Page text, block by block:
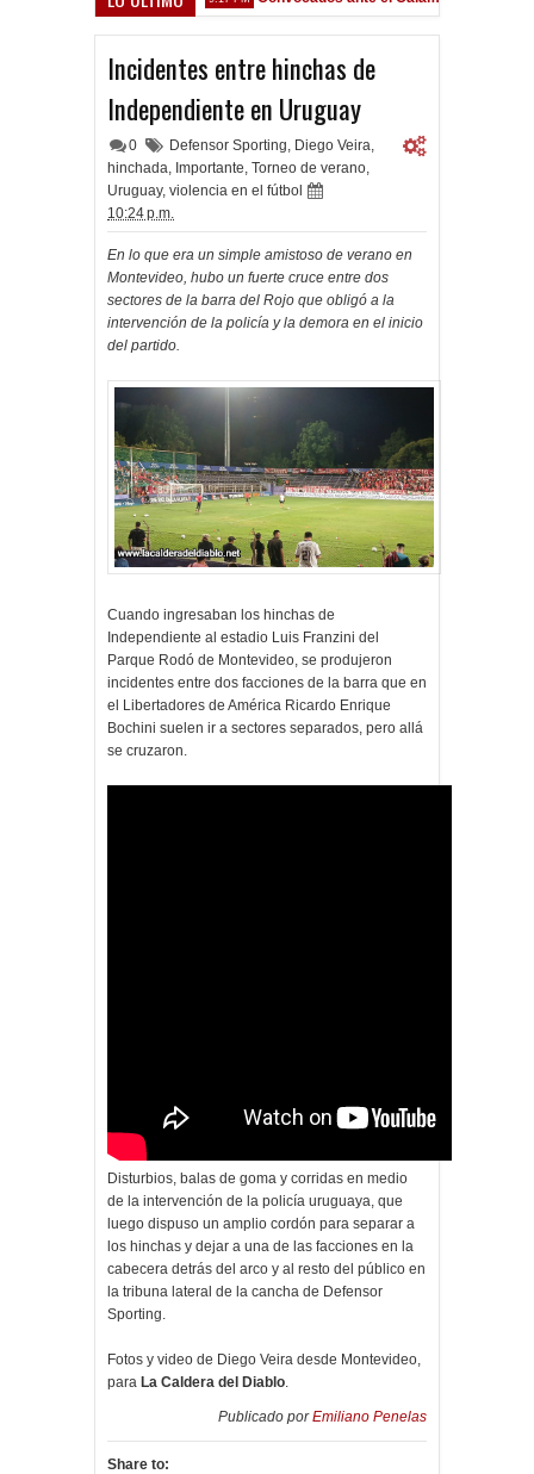
Incidentes entre hinchas de
Independiente en Uruguay
0 Defensor Sporting, Diego Veira,
hinchada, Importante, Torneo de verano,
Uruguay, violencia en el fútbol
10:24 p.m.
En lo que era un simple amistoso de verano en
Montevideo, hubo un fuerte cruce entre dos
sectores de la barra del Rojo que obligó a la
intervención de la policía y la demora en el inicio
del partido.
Cuando ingresaban los hinchas de
Independiente al estadio Luis Franzini del
Parque Rodó de Montevideo, se produjeron
incidentes entre dos facciones de la barra que en
el Libertadores de América Ricardo Enrique
Bochini suelen ir a sectores separados, pero allá
se cruzaron.
Disturbios, balas de goma y corridas en medio
de la intervención de la policía uruguaya, que
luego dispuso un amplio cordón para separar a
los hinchas y dejar a una de las facciones en la
cabecera detrás del arco y al resto del público en
la tribuna lateral de la cancha de Defensor
Sporting.
Fotos y video de Diego Veira desde Montevideo,
para La Caldera del Diablo
Publicado porEmiliano Penelas
Share to: